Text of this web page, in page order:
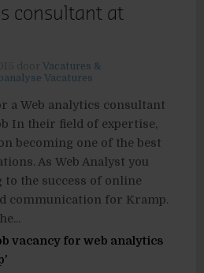
consultant at
Vacatures &
Vacatures
a Web analytics consultant
In their field of expertise,
becoming one of the best
As Web Analyst you
the success of online
communication for Kramp.
vacancy for web analytics